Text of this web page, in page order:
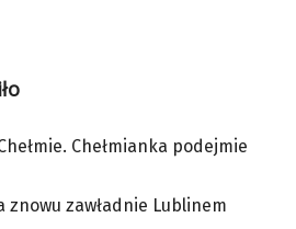
Chełmianka podejmie
znowu zawładnie Lublinem